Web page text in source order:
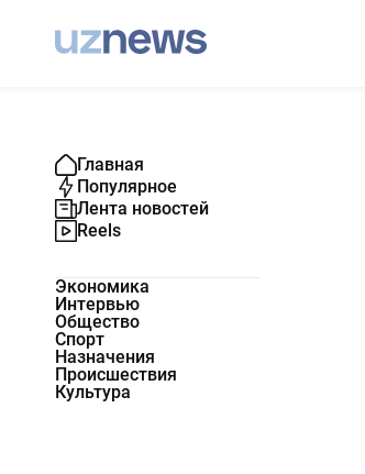
Главная
Популярное
Лента новостей
Reels
Экономика
Интервью
Общество
Спорт
Назначения
Происшествия
Культура